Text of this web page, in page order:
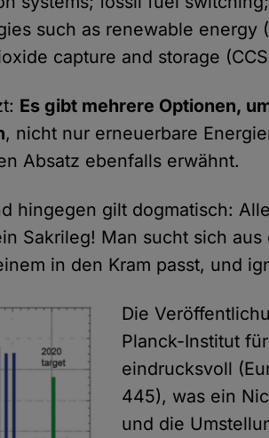
such as renewable energy
capture and storage
Es gibt mehrere Optionen,
, nicht nur erneuerbare
Absatz ebenfalls erwähnt.
hingegen gilt dogmatisch:
Sakrileg! Man sucht sich
in den Kram passt, und
Die
Planck-Institut
eindrucksvoll
445), was ein
und die